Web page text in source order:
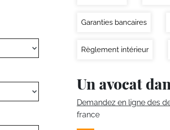
Garanties bancaires
Règlement intérieur
Un avocat
Demandez en ligne des
france